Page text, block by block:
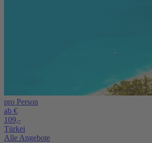
pro Person
ab €
109,-
Türkei
Alle Angebote